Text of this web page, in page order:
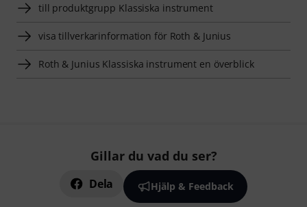
till produktgrupp Klassiska instrument
visa tillverkarinformation för Roth & Junius
Roth & Junius Klassiska instrument en överblick
Gillar du vad du ser?
Dela Hjälp & Feedback